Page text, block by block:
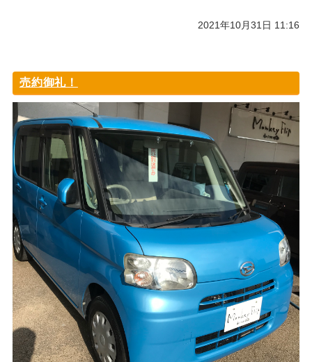
2021年10月31日 11:16
売約御礼！